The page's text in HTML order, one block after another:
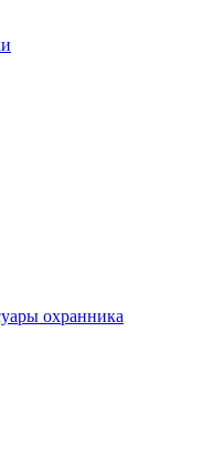
охранника